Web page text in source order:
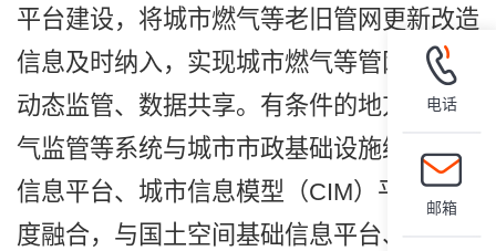
平台建设，将城市燃气等老旧管网更新改造
信息及时纳入，实现城市燃气等管网和设施
动态监管、数据共享。有条件的地方可将燃
气监管等系统与城市市政基础设施综合管理
信息平台、城市信息模型（CIM）平台等深
度融合，与国土空间基础信息平台、城市安
电话
邮箱